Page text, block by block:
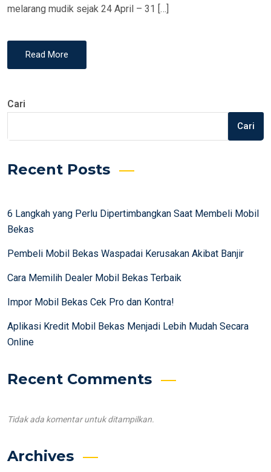
melarang mudik sejak 24 April – 31 […]
Read More
Cari
Cari
Recent Posts
6 Langkah yang Perlu Dipertimbangkan Saat Membeli Mobil
Bekas
Pembeli Mobil Bekas Waspadai Kerusakan Akibat Banjir
Cara Memilih Dealer Mobil Bekas Terbaik
Impor Mobil Bekas Cek Pro dan Kontra!
Aplikasi Kredit Mobil Bekas Menjadi Lebih Mudah Secara
Online
Recent Comments
Tidak ada komentar untuk ditampilkan.
Archives